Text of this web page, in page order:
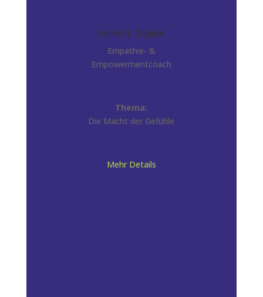
Annett Zupke
Empathie- &
Empowermentcoach
Thema:
Die Macht der Gefühle
Mehr Details